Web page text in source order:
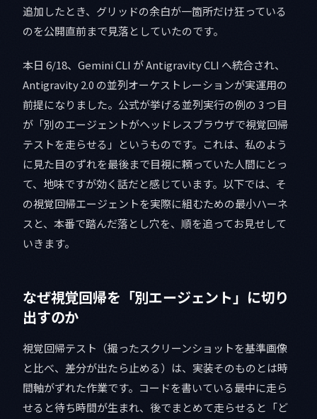
追加したとき、グリッドの余白が一箇所だけ狂っている
のを公開直前まで見落としていたのです。
本日 6/18、Gemini CLI が Antigravity CLI へ統合され、
Antigravity 2.0 の並列オーケストレーションが実運用の
前提になりました。公式が挙げる並列実行の例の 3 つ目
が「別のエージェントがヘッドレスブラウザで視覚回帰
テストを走らせる」というものです。これは、私のよう
に見た目のずれを最後まで目視に頼っていた人間にとっ
て、地味ですが効く話だと感じています。以下では、そ
の視覚回帰エージェントを実際に組むための最小ハーネ
スと、本番で踏んだ落とし穴を、順を追ってお見せして
いきます。
なぜ視覚回帰を「別エージェント」に切り
出すのか
視覚回帰テスト（撮ったスクリーンショットを基準画像
と比べ、差分が出たら止める）は、実装そのものとは時
間軸がずれた作業です。コードを書いている最中に走ら
せると待ち時間が生まれ、後でまとめて走らせると「ど